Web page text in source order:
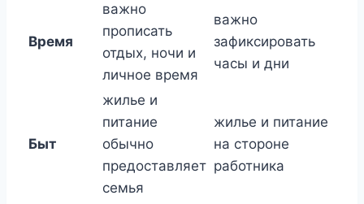
Время
важно
прописать
отдых, ночи и
личное время
важно
зафиксировать
часы и дни
Быт
жилье и
питание
обычно
предоставляет
семья
жилье и питание
на стороне
работника